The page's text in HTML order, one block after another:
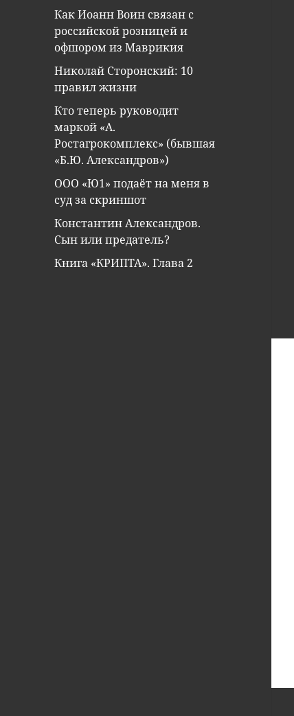
Как Иоанн Воин связан с
российской розницей и
офшором из Маврикия
Николай Сторонский: 10
правил жизни
Кто теперь руководит
маркой «А.
Ростагрокомплекс» (бывшая
«Б.Ю. Александров»)
ООО «Ю1» подаёт на меня в
суд за скриншот
Константин Александров.
Сын или предатель?
Книга «КРИПТА». Глава 2